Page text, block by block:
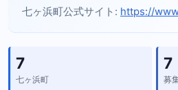
七ヶ浜町公式サイト: https://
7
七ヶ浜町
7
募